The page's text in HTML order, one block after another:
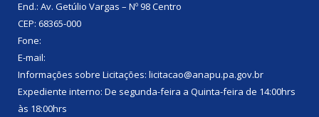
End.: Av. Getúlio Vargas – Nº 98 Centro
CEP: 68365-000
Fone:
E-mail:
Informações sobre Licitações: licitacao@anapu.pa.gov.br
Expediente interno: De segunda-feira a Quinta-feira de 14:00hrs
às 18:00hrs